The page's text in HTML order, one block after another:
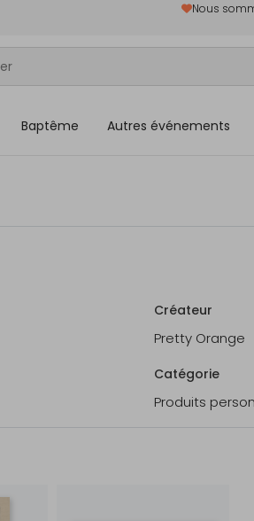
Nous
Baptême Autres événements
Créateur
Pretty Orange
Catégorie
Produits